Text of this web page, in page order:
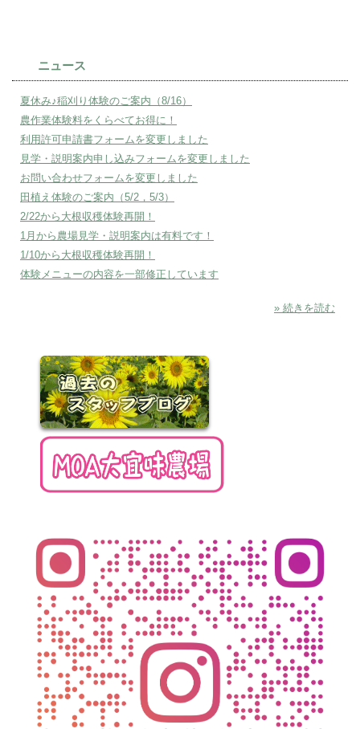
ニュース
夏休み♪稲刈り体験のご案内（8/16）
農作業体験料をくらべてお得に！
利用許可申請書フォームを変更しました
見学・説明案内申し込みフォームを変更しました
お問い合わせフォームを変更しました
田植え体験のご案内（5/2，5/3）
2/22から大根収穫体験再開！
1月から農場見学・説明案内は有料です！
1/10から大根収穫体験再開！
体験メニューの内容を一部修正しています
» 続きを読む